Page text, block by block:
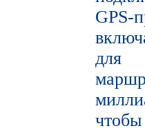
GPS-
для